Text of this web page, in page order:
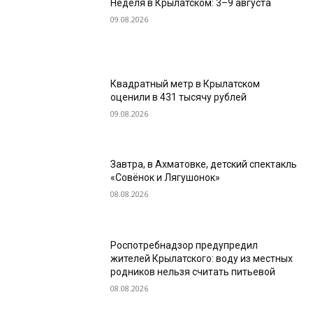
Неделя в Крылатском: 3–9 августа
09.08.2026
Квадратный метр в Крылатском
оценили в 431 тысячу рублей
09.08.2026
Завтра, в Ахматовке, детский спектакль
«Совёнок и Лягушонок»
08.08.2026
Роспотребнадзор предупредил
жителей Крылатского: воду из местных
родников нельзя считать питьевой
08.08.2026